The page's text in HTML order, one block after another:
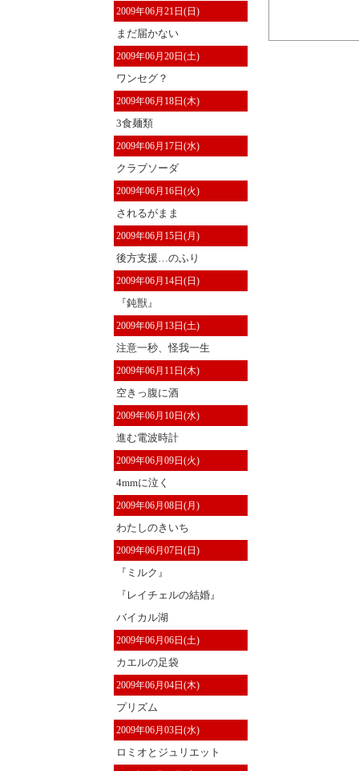
2009年06月21日(日)
まだ届かない
2009年06月20日(土)
ワンセグ？
2009年06月18日(木)
3食麺類
2009年06月17日(水)
クラブソーダ
2009年06月16日(火)
されるがまま
2009年06月15日(月)
後方支援…のふり
2009年06月14日(日)
『鈍獣』
2009年06月13日(土)
注意一秒、怪我一生
2009年06月11日(木)
空きっ腹に酒
2009年06月10日(水)
進む電波時計
2009年06月09日(火)
4mmに泣く
2009年06月08日(月)
わたしのきいち
2009年06月07日(日)
『ミルク』
『レイチェルの結婚』
バイカル湖
2009年06月06日(土)
カエルの足袋
2009年06月04日(木)
プリズム
2009年06月03日(水)
ロミオとジュリエット